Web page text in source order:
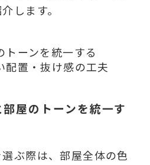
します。
ーンを統一する
配置・抜け感の工夫
部屋のトーンを統一す
ぶ際は、部屋全体の色